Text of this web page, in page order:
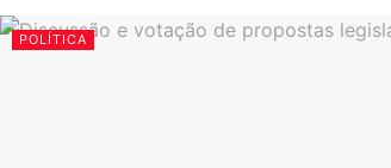
POLÍTICA